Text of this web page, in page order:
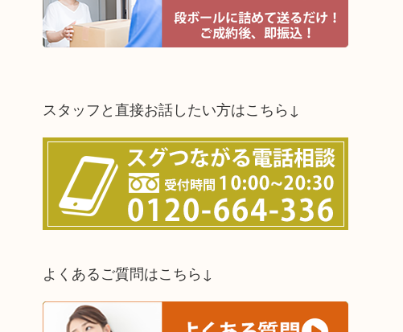
スタッフと直接お話したい方はこちら↓
よくあるご質問はこちら↓